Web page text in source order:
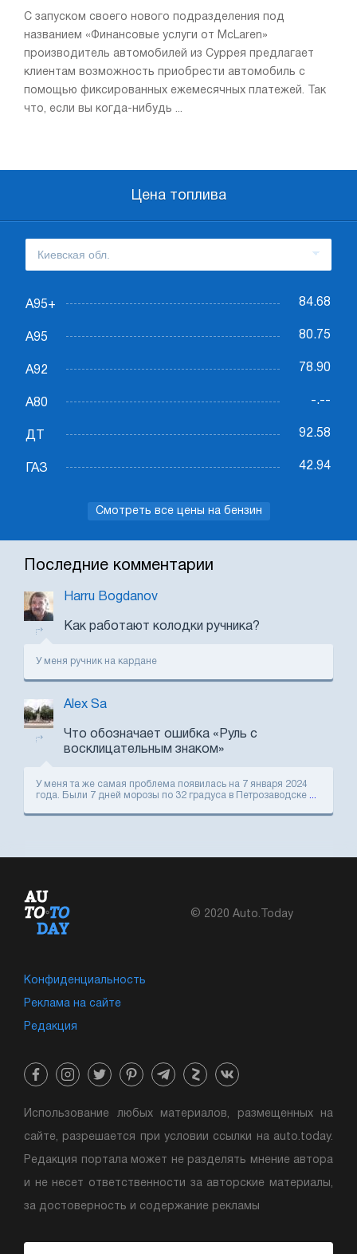
С запуском своего нового подразделения под
названием «Финансовые услуги от McLaren»
производитель автомобилей из Суррея предлагает
клиентам возможность приобрести автомобиль с
помощью фиксированных ежемесячных платежей. Так
что, если вы когда-нибудь ...
Цена топлива
А95+ 84.68
А95 80.75
А92 78.90
А80 -.--
ДТ 92.58
ГАЗ 42.94
Смотреть все цены на бензин
Последние комментарии
Harru Bogdanov
Как работают колодки ручника?
У меня ручник на кардане
Alex Sa
Что обозначает ошибка «Руль с
восклицательным знаком»
У меня та же самая проблема появилась на 7 января 2024
года. Были 7 дней морозы по 32 градуса в Петрозаводске
© 2020 Auto.Today
Конфиденциальность
Реклама на сайте
Редакция
Использование любых материалов, размещенных на
сайте, разрешается при условии ссылки на auto.today.
Редакция портала может не разделять мнение автора
и не несет ответственности за авторские материалы,
за достоверность и содержание рекламы